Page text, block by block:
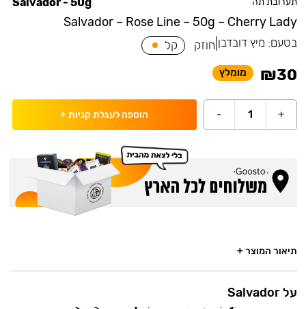
Salvador – Rose Line – 50g – Cherry Lady
בטעם: מיץ דובדבן חוזק קל
₪30 מומלץ
+
1
- הוספה לעגלת קניות +
תיאור המוצר +
על Salvador